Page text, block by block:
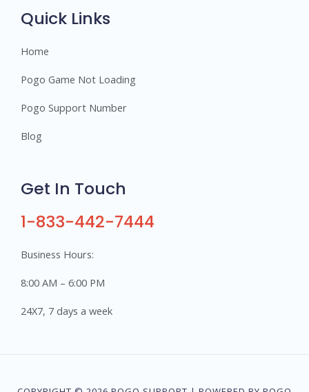
Quick Links
Home
Pogo Game Not Loading
Pogo Support Number
Blog
Get In Touch
1-833-442-7444
Business Hours:
8:00 AM – 6:00 PM
24X7, 7 days a week